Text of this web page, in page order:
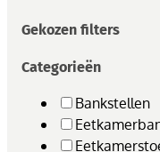
Gekozen filters
Categorieën
Bankstellen